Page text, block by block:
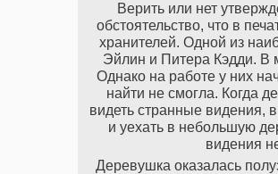
Верить или нет
обстоятельство, что в
хранителей. Одной из
Эйлин и Питера Кэдди. В
Однако на работе у них
найти не смогла. Когда
видеть странные видения,
и уехать в небольшую
видения
Деревушка оказалась